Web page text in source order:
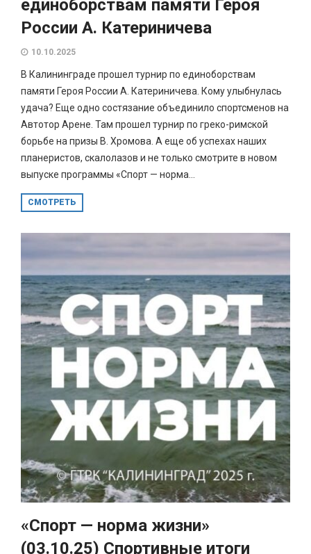
единоборствам памяти Героя
России А. Катериничева
10.10.2025
В Калининграде прошел турнир по единоборствам
памяти Героя России А. Катериничева. Кому улыбнулась
удача? Еще одно состязание объединило спортсменов на
Автотор Арене. Там прошел турнир по греко-римской
борьбе на призы В. Хромова. А еще об успехах наших
планеристов, скалолазов и не только смотрите в новом
выпуске программы «Спорт — норма...
СМОТРЕТЬ
«Спорт — норма жизни»
(03.10.25) Спортивные итоги